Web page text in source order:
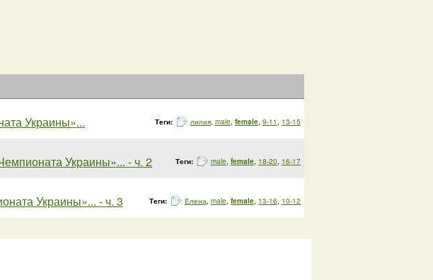
Украины»... Теги: лилия, male, female, 9-11, 13-15
Украины»... - ч. 2 Теги: male, female, 18-20, 16-17
Украины»... - ч. 3 Теги: Елена, male, female, 13-16, 10-12